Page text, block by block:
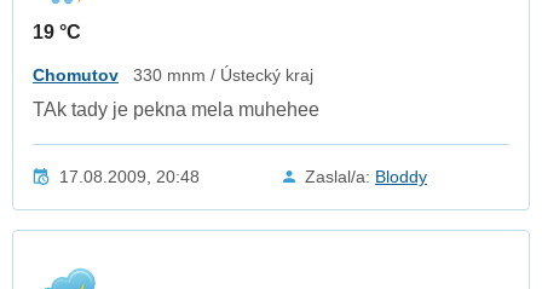
19 °C
Chomutov 330 mnm / Ústecký kraj
TAk tady je pekna mela muhehee
17.08.2009, 20:48 Zaslal/a: Bloddy